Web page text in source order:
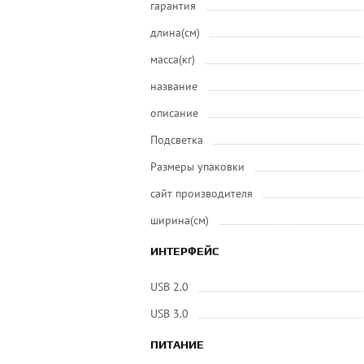
гарантия
длина(см)
масса(кг)
название
описание
Подсветка
Размеры упаковки
сайт производителя
ширина(см)
ИНТЕРФЕЙС
USB 2.0
USB 3.0
ПИТАНИЕ